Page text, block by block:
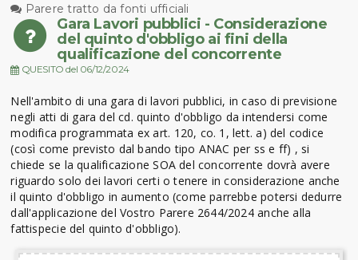
Parere tratto da fonti ufficiali
Gara Lavori pubblici - Considerazione
del quinto d'obbligo ai fini della
qualificazione del concorrente
QUESITO del 06/12/2024
Nell'ambito di una gara di lavori pubblici, in caso di previsione
negli atti di gara del cd. quinto d'obbligo da intendersi come
modifica programmata ex art. 120, co. 1, lett. a) del codice
(così come previsto dal bando tipo ANAC per ss e ff) , si
chiede se la qualificazione SOA del concorrente dovrà avere
riguardo solo dei lavori certi o tenere in considerazione anche
il quinto d'obbligo in aumento (come parrebbe potersi dedurre
dall'applicazione del Vostro Parere 2644/2024 anche alla
fattispecie del quinto d'obbligo).